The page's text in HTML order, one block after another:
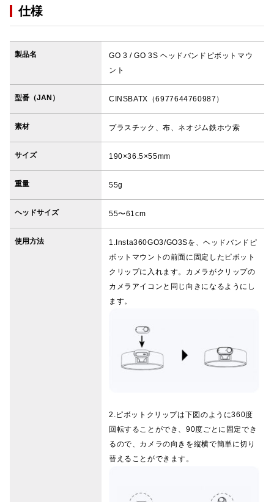
仕様
製品名
GO 3 / GO 3S ヘッドバンドピボットマウ
ント
型番（JAN） CINSBATX（6977644760987）
素材 プラスチック、布、ネオジム鉄ホウ索
サイズ 190×36.5×55mm
重量 55g
ヘッドサイズ 55〜61cm
使用方法
1.Insta360GO3/GO3Sを、ヘッドバンドピ
ボットマウントの前面に固定したピボット
クリップに入れます。カメラがクリップの
カメラアイコンと同じ向きになるようにし
ます。
2.ピボットクリップは下図のように360度
回転することができ、90度ごとに固定でき
るので、カメラの向きを縦横で簡単に切り
替えることができます。